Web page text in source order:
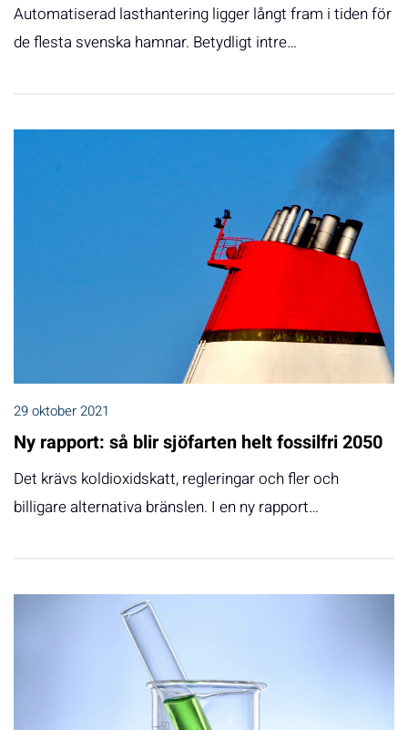
Automatiserad lasthantering ligger långt fram i tiden för
de flesta svenska hamnar. Betydligt intre…
29 oktober 2021
Ny rapport: så blir sjöfarten helt fossilfri 2050
Det krävs koldioxidskatt, regleringar och fler och
billigare alternativa bränslen. I en ny rapport…